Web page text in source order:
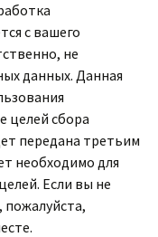
с вашего
не
данных. Данная
целей сбора
передана третьим
необходимо для
Если вы не
пожалуйста,